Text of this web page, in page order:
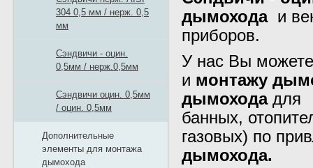
304 0,5 мм / нерж. 0,5
мм
Сэндвичи - оцин.
0,5мм / нерж.0,5мм
Сэндвичи оцин. 0,5мм
/ оцин. 0,5мм
Дополнительные
элементы для монтажа
дымохода
дымоходаи
приборов.
У нас Вы
и монтажу
дымоходадля
банных,
газовых) по
дымохода.